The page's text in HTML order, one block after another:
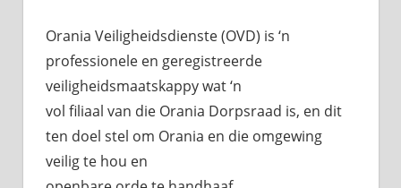
Orania Veiligheidsdienste (OVD) is ‘n
professionele en geregistreerde
veiligheidsmaatskappy wat ‘n
vol filiaal van die Orania Dorpsraad is, en dit
ten doel stel om Orania en die omgewing
veilig te hou en